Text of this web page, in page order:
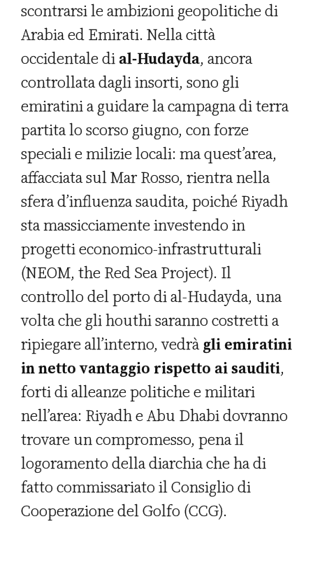
scontrarsi le ambizioni geopolitiche di
Arabia ed Emirati. Nella città
occidentale dial-Hudayda, ancora
controllata dagli insorti, sono gli
emiratini a guidare la campagna di terra
partita lo scorso giugno, con forze
speciali e milizie locali: ma quest’area,
affacciata sul Mar Rosso, rientra nella
sfera d’influenza saudita, poiché Riyadh
sta massicciamente investendo in
progetti economico-infrastrutturali
(NEOM, the Red Sea Project). Il
controllo del porto di al-Hudayda, una
volta che gli houthi saranno costretti a
ripiegare all’interno, vedràgli emiratini
in netto vantaggio rispetto ai sauditi,
forti di alleanze politiche e militari
nell’area: Riyadh e Abu Dhabi dovranno
trovare un compromesso, pena il
logoramento della diarchia che ha di
fatto commissariato il Consiglio di
Cooperazione del Golfo (CCG).